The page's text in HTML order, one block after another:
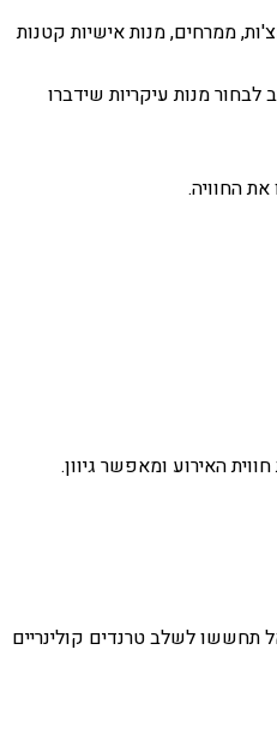
ממרחים, מנות אישיות קטנות
לבחור מנות עיקריות שידברו
החוויה.
האירוע ומאפשר גיוון.
תחששו לשלב טרנדים קולינריים